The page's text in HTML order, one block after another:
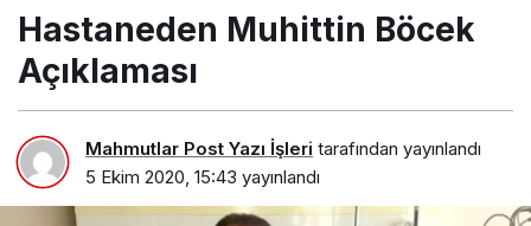
Hastaneden Muhittin Böcek
Açıklaması
Mahmutlar Post Yazı İşleri tarafından yayınlandı
5 Ekim 2020, 15:43 yayınlandı